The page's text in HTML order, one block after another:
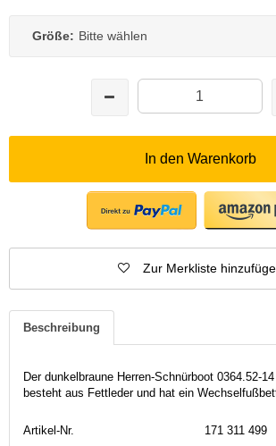
Größe: Bitte wählen
In den Warenkorb
Zur Merkliste
Beschreibung
Der dunkelbraune Herren-Schnürboot 0364.52-
besteht aus Fettleder und hat ein
Artikel-Nr.
171 311 499